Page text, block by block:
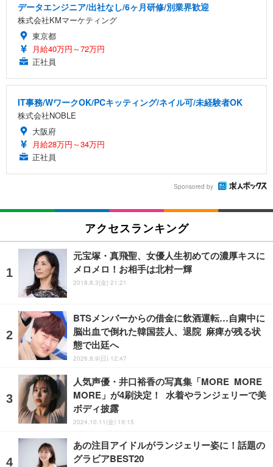
データエンジニア/出社なし/6ヶ月研修/別業界歓迎
株式会社KMマーケティング
東京都
月給40万円～72万円
正社員
IT事務/WワークOK/PCキッティング/ネイル可/未経験者OK
株式会社NOBLE
大阪府
月給28万円～34万円
正社員
Sponsored by
アクセスランキング
元宝塚・真飛聖、女優人生初めての濃厚キスに
メロメロ！お相手は北村一輝
2018.8.3(金) 21:21
BTSメンバーからの借金に飲酒運転…自粛中に
脳出血で倒れた韓国芸人、退院 麻痺が残る状
態で出廷へ
2026.8.9(日) 12:47
人気声優・井口裕香の写真集「MORE MORE
MORE」が4刷決定！ 水着やランジェリーで美
ボディ披露
2024.10.11(金) 19:15
あの注目アイドルがランジェリー姿に！話題の
グラビアBEST20